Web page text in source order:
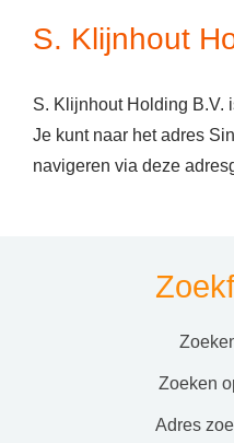
S. Klijnhout
S. Klijnhout Holding B.V.
Je kunt naar het adres
navigeren via deze
zoeken
adres